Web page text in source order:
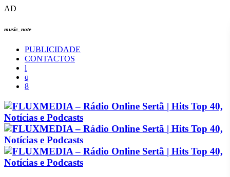
AD
music_note
PUBLICIDADE
CONTACTOS